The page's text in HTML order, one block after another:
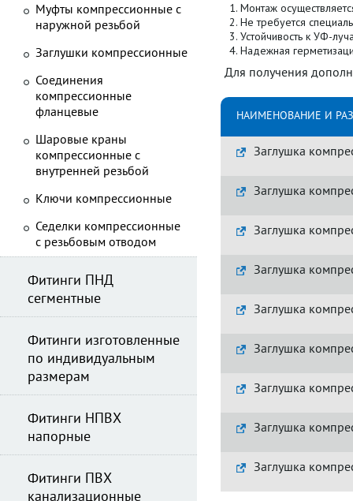
Монтаж
Не требуется
Устойчивость к УФ-
Надежная
Для получения
НАИМЕНОВАНИЕ И
Заглушка
Заглушка
Заглушка
Заглушка
Заглушка
Заглушка
Заглушка
Заглушка
Заглушка
Муфты компрессионные с
наружной резьбой
Заглушки компрессионные
Соединения
компрессионные
фланцевые
Шаровые краны
компрессионные с
внутренней резьбой
Ключи компрессионные
Седелки компрессионные
с резьбовым отводом
Фитинги ПНД
сегментные
Фитинги изготовленные
по индивидуальным
размерам
Фитинги НПВХ
напорные
Фитинги ПВХ